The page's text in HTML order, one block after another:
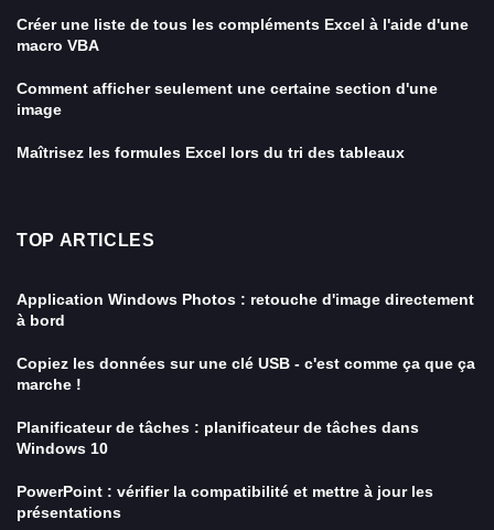
Créer une liste de tous les compléments Excel à l'aide d'une
macro VBA
Comment afficher seulement une certaine section d'une
image
Maîtrisez les formules Excel lors du tri des tableaux
TOP ARTICLES
Application Windows Photos : retouche d'image directement
à bord
Copiez les données sur une clé USB - c'est comme ça que ça
marche !
Planificateur de tâches : planificateur de tâches dans
Windows 10
PowerPoint : vérifier la compatibilité et mettre à jour les
présentations